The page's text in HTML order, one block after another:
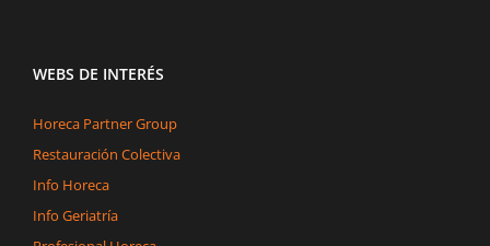
WEBS DE INTERÉS
Horeca Partner Group
Restauración Colectiva
Info Horeca
Info Geriatría